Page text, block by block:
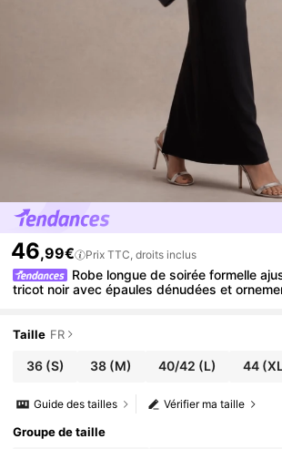
46,99€ Prix TTC, droits inclus
Robe longue de soirée formelle
tricot noir avec épaules dénudées et
Taille FR
36(S) 38 (M) 40/42 (L) 44
Vérifier ma taille
Guide des tailles
Groupe de taille